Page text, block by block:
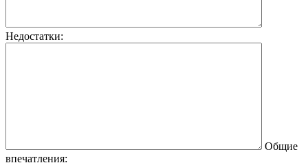
Недостатки:
Общие
впечатления: